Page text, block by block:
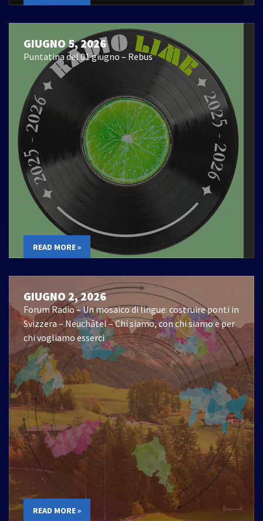
GIUGNO 5, 2026
Puntatina del 01 giugno – Rebus
READ MORE »
GIUGNO 2, 2026
Forum Radio – Un mosaico di lingue: costruire ponti in
Svizzera – Neuchâtel – Chi siamo, con chi siamo e per
chi vogliamo esserci
READ MORE »